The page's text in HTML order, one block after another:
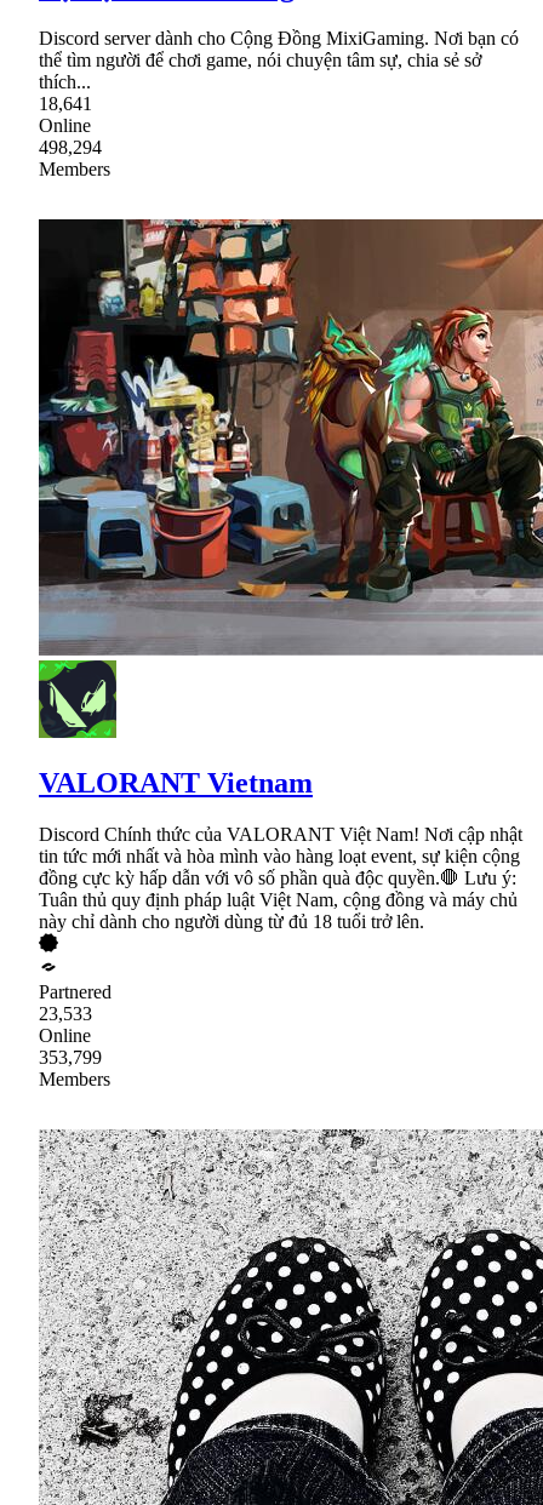
Discord server dành cho Cộng Đồng MixiGaming. Nơi bạn có
thể tìm người để chơi game, nói chuyện tâm sự, chia sẻ sở
thích...
18,641
Online
498,294
Members
VALORANT Vietnam
Discord Chính thức của VALORANT Việt Nam! Nơi cập nhật
tin tức mới nhất và hòa mình vào hàng loạt event, sự kiện cộng
đồng cực kỳ hấp dẫn với vô số phần quà độc quyền.🛑 Lưu ý:
Tuân thủ quy định pháp luật Việt Nam, cộng đồng và máy chủ
này chỉ dành cho người dùng từ đủ 18 tuổi trở lên.
Partnered
23,533
Online
353,799
Members